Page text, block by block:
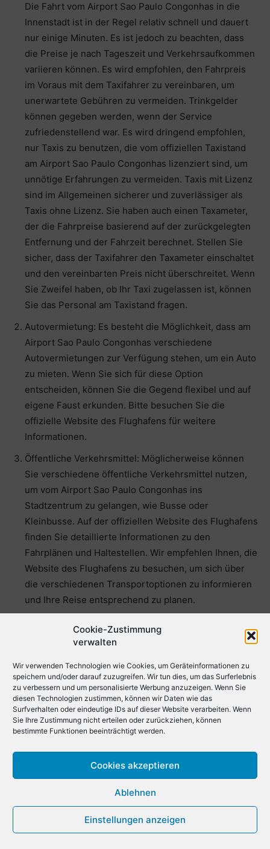
Cookie-Zustimmung
verwalten
Wir verwenden Technologien wie Cookies, um Geräteinformationen zu
speichern und/oder darauf zuzugreifen. Wir tun dies, um das Surferlebnis
zu verbessern und um personalisierte Werbung anzuzeigen. Wenn Sie
diesen Technologien zustimmen, können wir Daten wie das
Surfverhalten oder eindeutige IDs auf dieser Website verarbeiten. Wenn
Sie Ihre Zustimmung nicht erteilen oder zurückziehen, können
bestimmte Funktionen beeinträchtigt werden.
Cookies akzeptieren
Ablehnen
Einstellungen anzeigen
Die Fahrt vom Airport Sao Paulo Congonhas in die
Innenstadt ist in der Regel relativ schnell und dauert
nur einige Minuten. Es ist jedoch zu beachten, dass
die Preise je nach Tageszeit und Verkehrsaufkommen
variieren können. Es wird empfohlen, den Fahrpreis
im Voraus mit dem Taxifahrer zu vereinbaren, um
unerwartete Gebühren zu vermeiden. Trinkgelder
können gegeben werden, wenn der Service
zufriedenstellend war. Es wird dringend empfohlen,
nur Taxis zu benutzen, die vom offiziellen Taxistand
am Airport Sao Paulo Congonhas lizenziert sind, um
unnötige Erfahrungen zu vermeiden. Taxis mit Lizenz
sind im Allgemeinen sicherer und zuverlässiger als
Taxis ohne Lizenz. Sie haben auch einen Taxameter,
der die Fahrpreise basierend auf der zurückgelegten
Entfernung und der Fahrzeit berechnet. Stellen Sie
sicher, dass der Taxifahrer den Taxameter einschaltet
und den vereinbarten Preis nicht überschreitet. Wenn
Sie Zweifel haben, ob Ihr Taxi zugelassen ist, können
Sie das Personal am Taxistand fragen.
Autovermietung: Es besteht die Möglichkeit, dass am
Airport Sao Paulo Congonhas verschiedene
Autovermietungen zur Verfügung stehen, um ein Auto
zu mieten. Wenn Sie sich für diese Option
entscheiden, können Sie die Gegend flexibel und auf
eigene Faust erkunden. Bitte besuchen Sie die
offizielle Website des Flughafens für weitere
Informationen.
Öffentliche Verkehrsmittel: Möglicherweise können
Sie verschiedene öffentliche Verkehrsmittel nutzen,
um vom Airport Sao Paulo Congonhas ins
Stadtzentrum zu gelangen, wie Busse oder
Kleinbusse. Auf der offiziellen Website des Flughafens
finden Sie detaillierte Informationen zu den
Fahrplänen und Haltestellen. Wir empfehlen Ihnen, die
Website des Flughafens zu besuchen, um sich über
die verschiedenen Transportoptionen zu informieren
und Ihre Reise entsprechend zu planen.
zum und vom Airport Sao Paulo Congonhas an. Wenn
vorher erkundigen, ob ein Shuttle-Service verfügbar
ist und wie Sie ihn buchen können.
Private Shuttle-Services: Die Reise zum und vom
Airport Sao Paulo Congonhas sollte ebenso
reibungslos sein wie Ihr Aufenthalt. Dank
zuverlässiger privater Shuttle-Services wie Kiwitaxi,
GetTransfer, 12Go und HolidayTaxis können Sie sich
Ziel zu gelangen. Ob Sie einen eleganten
Einzelservice oder einen geräumigen Shuttle für eine
Gruppe benötigen, Anbieter wie I’way und intui.travel